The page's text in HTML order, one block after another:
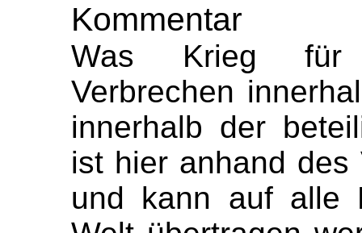
Kommentar
Was Krieg für
Verbrechen
innerhalb der
ist hier anhand des
und kann auf alle